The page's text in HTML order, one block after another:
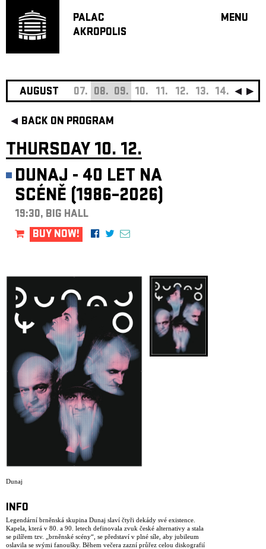
PALAC
AKROPOLIS
MENU
JAZZ
AUGUST 07. 08. 09. 10. 11. 12. 13. 14. 15.
BACK ON PROGRAM
THURSDAY 10. 12.
DUNAJ - 40 LET NA
SCÉNĚ (1986–2026)
19:30, BIG HALL
BUY NOW!
Dunaj
INFO
Legendární brněnská skupina Dunaj slaví čtyři dekády své existence.
Kapela, která v 80. a 90. letech definovala zvuk české alternativy a stala
se pilířem tzv. „brněnské scény“, se představí v plné síle, aby jubileum
oslavila se svými fanoušky. Během večera zazní průřez celou diskografií